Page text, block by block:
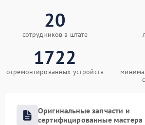
20
сотрудников в штате
1722
отремонтированных устройств
Оригинальные запчасти и
сертифицированные мастера